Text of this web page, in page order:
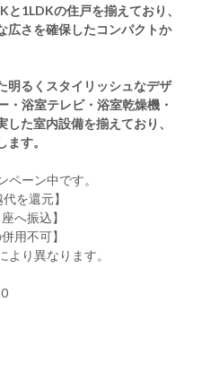
1LDKの住戸を揃えており、
広さを確保したコンパクトか
明るくスタイリッシュなデザ
・浴室テレビ・浴室乾燥機・
た室内設備を揃えており、
す。
ペーン中です。
を還元】
へ振込】
用不可】
り異なります。